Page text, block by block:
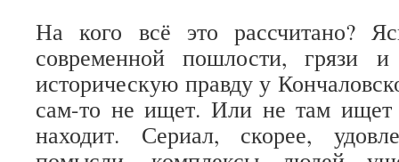
На кого всё это рассчитано?
современной пошлости, грязи
историческую правду у
сам-то не ищет. Или не там ищет
находит. Сериал, скорее,